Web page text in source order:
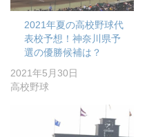
2021年夏の高校野球代
表校予想！神奈川県予
選の優勝候補は？
2021年5月30日
高校野球